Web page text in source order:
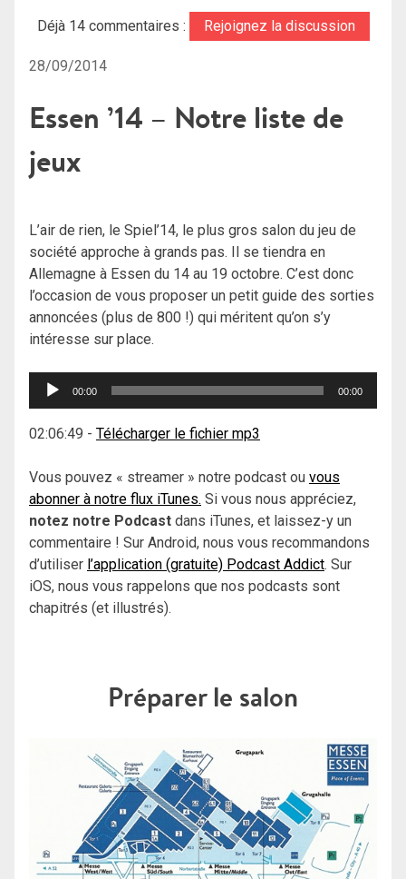
Déjà 14 commentaires : Rejoignez la discussion
28/09/2014
Essen ’14 – Notre liste de
jeux
L’air de rien, le Spiel’14, le plus gros salon du jeu de
société approche à grands pas. Il se tiendra en
Allemagne à Essen du 14 au 19 octobre. C’est donc
l’occasion de vous proposer un petit guide des sorties
annoncées (plus de 800 !) qui méritent qu’on s’y
intéresse sur place.
Lecteur
00:00 00:00
02:06:49 - Télécharger le fichier mp3
Vous pouvez « streamer » notre podcast ou vous
abonner à notre flux iTunes. Si vous nous appréciez,
notez notre Podcast dans iTunes, et laissez-y un
commentaire ! Sur Android, nous vous recommandons
d’utiliser l’application (gratuite) Podcast Addict. Sur
iOS, nous vous rappelons que nos podcasts sont
chapitrés (et illustrés).
Préparer le salon